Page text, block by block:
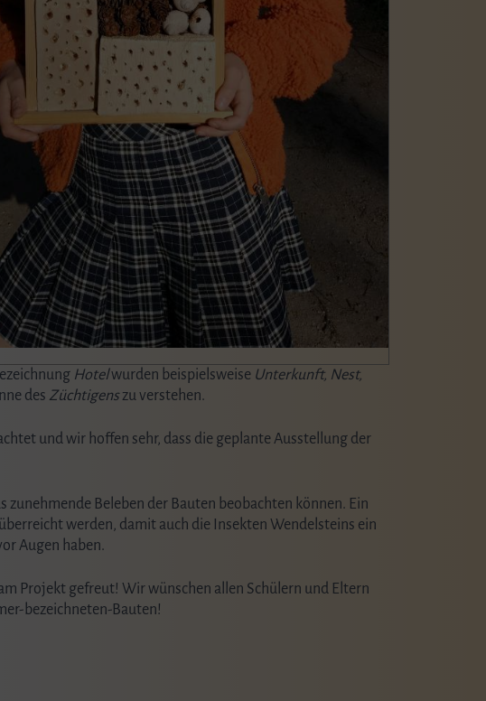
Hotelwurden beispielsweise Unterkunft, Nest,
des Züchtigenszu verstehen.
und wir hoffen sehr, dass die geplante Ausstellung der
Beleben der Bauten beobachten können. Ein
werden, damit auch die Insekten Wendelsteins ein
Augen haben.
Projekt gefreut! Wir wünschen allen Schülern und Eltern
bezeichneten-Bauten!